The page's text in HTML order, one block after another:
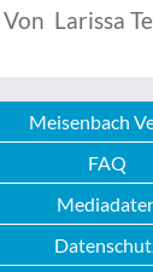
Von Larissa
Meisenbach
FAQ